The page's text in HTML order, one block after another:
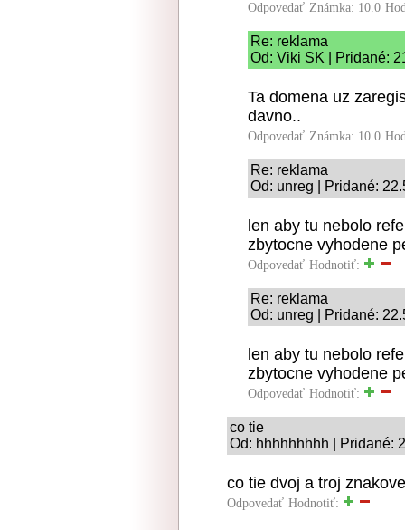
Odpovedať Známka: 10.0
Re: reklama
Od: Viki SK | Pridané:
Ta domena uz
davno..
Odpovedať Známka: 10.0
Re: reklama
Od: unreg | Pridané:
len aby tu nebolo
zbytocne vyhodene
Odpovedať Hodnotiť:
Re: reklama
Od: unreg | Pridané:
len aby tu nebolo
zbytocne vyhodene
Odpovedať Hodnotiť:
co tie
Od: hhhhhhhhh | Pridané:
co tie dvoj a troj
Odpovedať Hodnotiť: